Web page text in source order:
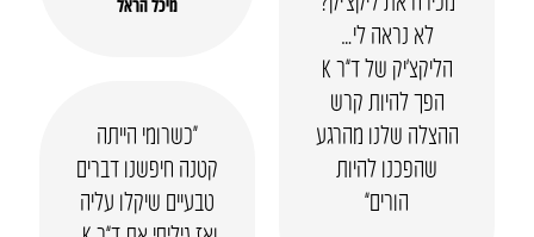
לא נראה לי…
הליקצ’יק של ד”ר K
הפך להיות קרש
ההצלה שלנו מהרגע
שהפכנו להיות
הורים”
“כשרומי הייתה
קטנה חיפשנו דברים
טבעיים שיקלו עליה